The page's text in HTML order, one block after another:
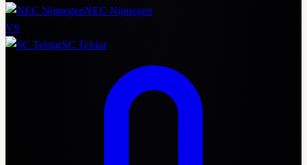
NEC Nijmegen
VS
SC Telstar